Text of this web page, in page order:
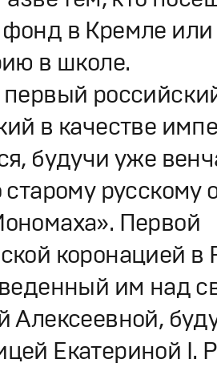
в Кремле или
в школе.
в качестве
будучи уже
старому русскому
Первой
коронацией в
им над
Алексеевной,
Екатериной I.